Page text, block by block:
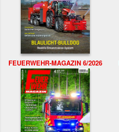
FEUERWEHR-MAGAZIN 6/2026